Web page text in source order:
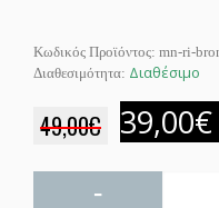
Κωδικός Προϊόντος: mn-ri-
Διαθεσιμότητα: Διαθέσιμο
49,00€ 39,00€
-